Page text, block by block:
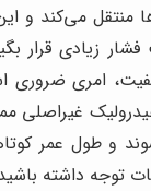
منتقل می‌کند و
زیادی قرار
امری ضروری
غیراصلی
و طول عمر
توجه داشته